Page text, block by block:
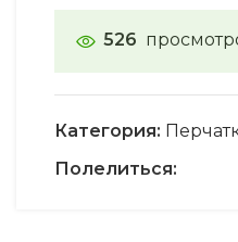
526
Категория:
Полелиться: